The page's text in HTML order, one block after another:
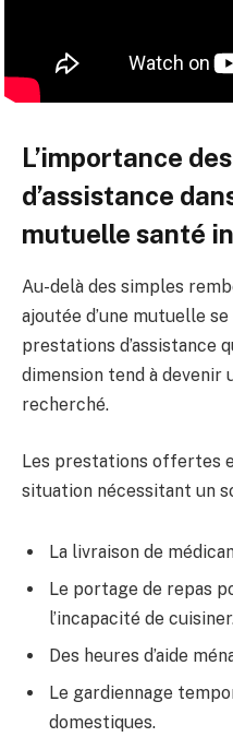
L’importance
d’assistance
mutuelle santé
Au-delà des simples
ajoutée d’une mutuelle
prestations d’assistance
dimension tend à
recherché.
Les prestations offertes
situation nécessitant un
La livraison de
Le portage de repas
l’incapacité de
Des heures d’aide
Le gardiennage
domestiques.